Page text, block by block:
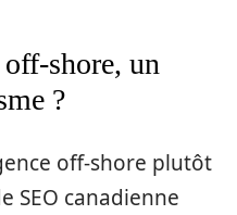
shore, un
?
off-shore plutôt
SEO canadienne